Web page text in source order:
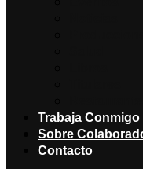
Trabaja Conmigo
Sobre
Contacto